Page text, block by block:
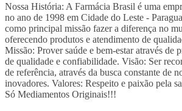
Nossa História: A Farmácia Brasil é uma
no ano de 1998 em Cidade do Leste -
como principal missão fazer a diferença no
oferecendo produtos e atendimento de
Missão: Prover saúde e bem-estar através de
de qualidade e confiabilidade. Visão: Ser
de referência, através da busca constante de
inovadores. Valores: Respeito e paixão pela
Só Mediamentos Originais!!!